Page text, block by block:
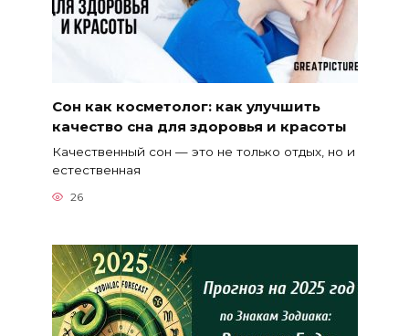
Сон как косметолог: как улучшить
качество сна для здоровья и красоты
Качественный сон — это не только отдых, но и
естественная
26